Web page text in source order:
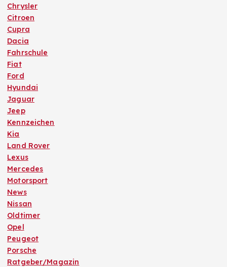
Chrysler
Citroen
Cupra
Dacia
Fahrschule
Fiat
Ford
Hyundai
Jaguar
Jeep
Kennzeichen
Kia
Land Rover
Lexus
Mercedes
Motorsport
News
Nissan
Oldtimer
Opel
Peugeot
Porsche
Ratgeber/Magazin